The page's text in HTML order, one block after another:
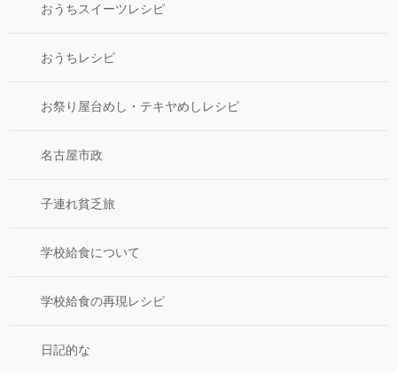
おうちスイーツレシピ
おうちレシピ
お祭り屋台めし・テキヤめしレシピ
名古屋市政
子連れ貧乏旅
学校給食について
学校給食の再現レシピ
日記的な